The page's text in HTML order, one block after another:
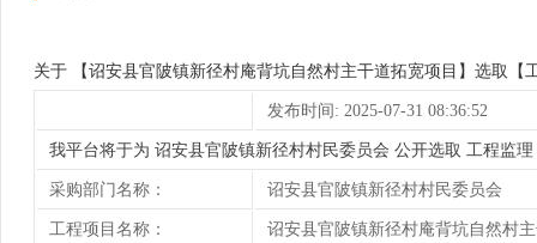
关于 【诏安县官陂镇新径村庵背坑自然村主干道拓宽项目】选取【
发布时间: 2025-07-31 08:36:52
我平台将于为 诏安县官陂镇新径村村民委员会 公开选取 工程监
采购部门名称： 诏安县官陂镇新径村村民委员会
工程项目名称： 诏安县官陂镇新径村庵背坑自然村